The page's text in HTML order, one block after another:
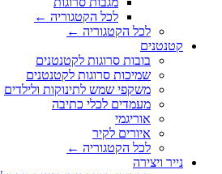
לכל הקטגוריה ←
לכל הקטגוריה ←
קטנטנים
בובות סרוגות לקטנטנים
שמיכות סרוגות לקטנטנים
משקפי שמש לתינוקות ולילדים
מעמדים לכלי כתיבה
אוריגמי
איורים לקיר
לכל הקטגוריה ←
נייר ויצירה